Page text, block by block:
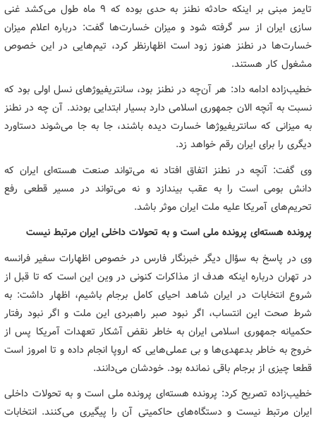
تایمز مبنی بر اینکه حادثه نطنز به حدی بوده که ۹ ماه طول می‌کشد غنی
سازی ایران از سر گرفته شود و میزان خسارت‌ها گفت: درباره اعلام میزان
خسارت‌ها در نطنز هنوز زود است اظهارنظر کرد، تیم‌هایی در این خصوص
مشغول کار هستند.
خطیب‌زاده ادامه داد: هر آن‌چه در نطنز بود، سانتریفیوژهای نسل اولی بود که
نسبت به آنچه الان جمهوری اسلامی دارد بسیار ابتدایی بودند. آن چه در نطنز
به میزانی که سانتریفیوژها خسارت دیده باشند، جا به جا می‌شوند دستاورد
دیگری را برای ایران رقم خواهد زد.
وی گفت: آنچه در نطنز اتفاق افتاد نه می‌تواند صنعت هسته‌ای ایران که
دانش بومی است را به عقب بیندازد و نه می‌تواند در مسیر قطعی رفع
تحریم‌های آمریکا علیه ملت ایران موثر باشد.
پرونده هسته‌ای پرونده ملی است و به تحولات داخلی ایران مرتبط نیست
وی در پاسخ به سؤال دیگر خبرنگار فارس در خصوص اظهارات سفیر فرانسه
در تهران درباره اینکه هدف از مذاکرات کنونی در وین این است که تا قبل از
شروع انتخابات در ایران شاهد احیای کامل برجام باشیم، اظهار داشت: به
شرط صحت این انتساب، اگر نبود صبر راهبردی این ملت و اگر نبود رفتار
حکمیانه جمهوری اسلامی ایران به خاطر نقض آشکار تعهدات آمریکا پس از
خروج به خاطر بدعهدی‌ها و بی عملی‌هایی که اروپا انجام داده و تا امروز است
قطعا چیزی از برجام باقی نمانده بود. خودشان می‌دانند.
خطیب‌زاده تصریح کرد: پرونده هسته‌ای پرونده ملی است و به تحولات داخلی
ایران مرتبط نیست و دستگاه‌های حاکمیتی آن را پیگیری می‌کنند. انتخابات